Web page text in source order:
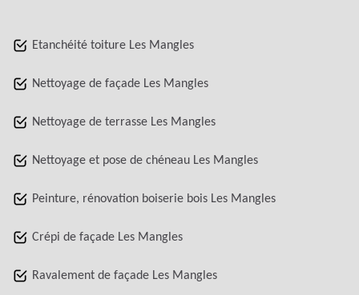
Etanchéité toiture Les Mangles
Nettoyage de façade Les Mangles
Nettoyage de terrasse Les Mangles
Nettoyage et pose de chéneau Les Mangles
Peinture, rénovation boiserie bois Les Mangles
Crépi de façade Les Mangles
Ravalement de façade Les Mangles